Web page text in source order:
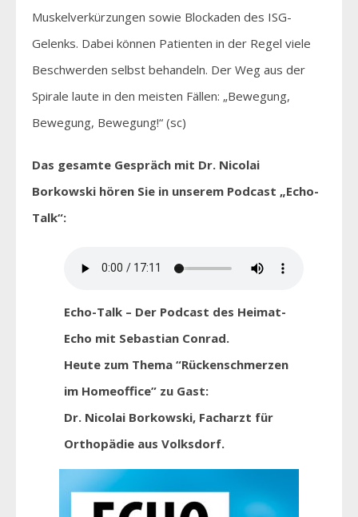
Muskelverkürzungen sowie Blockaden des ISG-
Gelenks. Dabei können Patienten in der Regel viele
Beschwerden selbst behandeln. Der Weg aus der
Spirale laute in den meisten Fällen: „Bewegung,
Bewegung, Bewegung!“ (sc)
Das gesamte Gespräch mit Dr. Nicolai
Borkowski hören Sie in unserem Podcast „Echo-
Talk“:
Echo-Talk – Der Podcast des Heimat-
Echo mit Sebastian Conrad.
Heute zum Thema “Rückenschmerzen
im Homeoffice” zu Gast:
Dr. Nicolai Borkowski, Facharzt für
Orthopädie aus Volksdorf.